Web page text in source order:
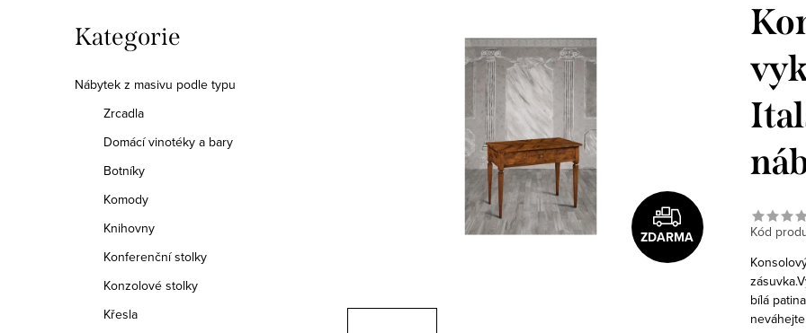
o
s
Přeskočit
kategorie
Kategorie
Nábytek z masivu podle typu
Zrcadla
Domácí vinotéky a bary
Botníky
Komody
Knihovny
Konferenční stolky
Konzolové stolky
Křesla
ZDARMA Kód
bílá